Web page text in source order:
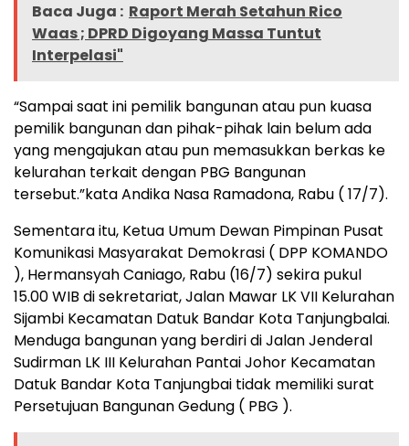
Baca Juga : Raport Merah Setahun Rico
Waas ; DPRD Digoyang Massa Tuntut
Interpelasi"
“Sampai saat ini pemilik bangunan atau pun kuasa
pemilik bangunan dan pihak-pihak lain belum ada
yang mengajukan atau pun memasukkan berkas ke
kelurahan terkait dengan PBG Bangunan
tersebut.”kata Andika Nasa Ramadona, Rabu ( 17/7).
Sementara itu, Ketua Umum Dewan Pimpinan Pusat
Komunikasi Masyarakat Demokrasi ( DPP KOMANDO
), Hermansyah Caniago, Rabu (16/7) sekira pukul
15.00 WIB di sekretariat, Jalan Mawar LK VII Kelurahan
Sijambi Kecamatan Datuk Bandar Kota Tanjungbalai.
Menduga bangunan yang berdiri di Jalan Jenderal
Sudirman LK III Kelurahan Pantai Johor Kecamatan
Datuk Bandar Kota Tanjungbai tidak memiliki surat
Persetujuan Bangunan Gedung ( PBG ).